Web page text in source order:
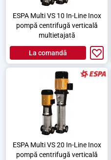
ESPA Multi VS 10 In-Line Inox
pompă centrifugă verticală
multietajată
La comandă
ESPA Multi VS 20 In-Line Inox
pompă centrifugă verticală